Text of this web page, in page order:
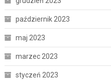
październik 2023
maj 2023
marzec 2023
styczeń 2023